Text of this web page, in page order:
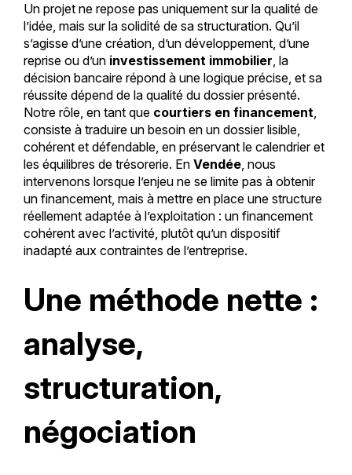
Un projet ne repose pas uniquement sur la qualité de
l’idée, mais sur la solidité de sa structuration. Qu’il
s’agisse d’une création, d’un développement, d’une
reprise ou d’un investissement immobilier, la
décision bancaire répond à une logique précise, et sa
réussite dépend de la qualité du dossier présenté.
Notre rôle, en tant que courtiers en financement,
consiste à traduire un besoin en un dossier lisible,
cohérent et défendable, en préservant le calendrier et
les équilibres de trésorerie. En Vendée, nous
intervenons lorsque l’enjeu ne se limite pas à obtenir
un financement, mais à mettre en place une structure
réellement adaptée à l’exploitation : un financement
cohérent avec l’activité, plutôt qu’un dispositif
inadapté aux contraintes de l’entreprise.
Une méthode nette :
analyse,
structuration,
négociation